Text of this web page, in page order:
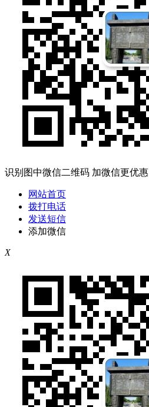
识别图中微信二维码 加微信更优惠
网站首页
拨打电话
发送短信
添加微信
X